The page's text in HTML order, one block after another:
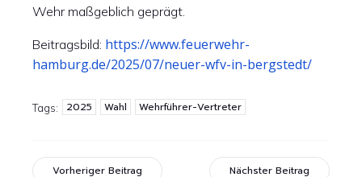
Wehr maßgeblich geprägt.
Beitragsbild: https://www.feuerwehr-
hamburg.de/2025/07/neuer-wfv-in-bergstedt/
Tags: 2025 Wahl Wehrführer-Vertreter
Vorheriger Beitrag Nächster Beitrag